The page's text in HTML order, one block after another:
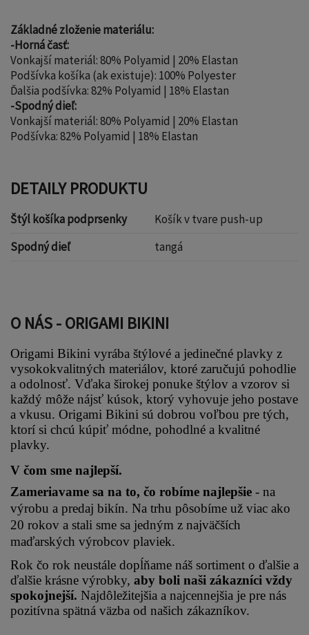
Základné zloženie materiálu:
-Horná časť:
Vonkajší materiál: 80% Polyamid | 20% Elastan
Podšívka košíka (ak existuje): 100% Polyester
Ďalšia podšívka: 82% Polyamid | 18% Elastan
-Spodný dieľ:
Vonkajší materiál: 80% Polyamid | 20% Elastan
Podšívka: 82% Polyamid | 18% Elastan
DETAILY PRODUKTU
Štýl košíka podprsenky
Košík v tvare push-up
Spodný dieľ
tangá
O NÁS - ORIGAMI BIKINI
Origami Bikini vyrába štýlové a jedinečné plavky z
vysokokvalitných materiálov, ktoré zaručujú pohodlie
a odolnosť. Vďaka širokej ponuke štýlov a vzorov si
každý môže nájsť kúsok, ktorý vyhovuje jeho postave
a vkusu. Origami Bikini sú dobrou voľbou pre tých,
ktorí si chcú kúpiť módne, pohodlné a kvalitné
plavky.
V čom sme najlepší.
Zameriavame sa na to, čo robíme najlepšie - na
výrobu a predaj bikín. Na trhu pôsobíme už viac ako
20 rokov a stali sme sa jedným z najväčších
maďarských výrobcov plaviek.
Rok čo rok neustále dopĺňame náš sortiment o ďalšie a
ďalšie krásne výrobky, aby boli naši zákazníci vždy
spokojnejší. Najdôležitejšia a najcennejšia je pre nás
pozitívna spätná väzba od našich zákazníkov.